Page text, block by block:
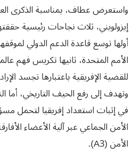
واستعرض عطاف، بمناسبة الذكرى
إيزولويني، ثلاث نجاحات رئيسية
أولها توسع قاعدة الدعم الدولي
الأمم المتحدة، ثانيها تكريس فهم
وتهدف إلى رفع الحيف التاريخي، أما
في إثبات استعداد إفريقيا لتحمل
الأمن الجماعي عبر آلية الأعضاء
الأمن (A3).